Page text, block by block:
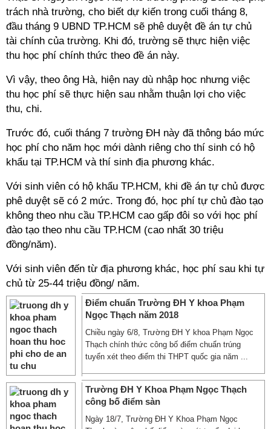
trách nhà trường, cho biết dự kiến trong cuối tháng 8,
đầu tháng 9 UBND TP.HCM sẽ phê duyệt đề án tự chủ
tài chính của trường. Khi đó, trường sẽ thực hiện việc
thu học phí chính thức theo đề án này.
Vì vậy, theo ông Hà, hiện nay dù nhập học nhưng việc
thu học phí sẽ thực hiện sau nhằm thuận lợi cho việc
thu, chi.
Trước đó, cuối tháng 7 trường ĐH này đã thông báo mức
học phí cho năm học mới dành riêng cho thí sinh có hộ
khẩu tại TP.HCM và thí sinh địa phương khác.
Với sinh viên có hộ khẩu TP.HCM, khi đề án tự chủ được
phê duyệt sẽ có 2 mức. Trong đó, học phí tự chủ đào tạo
không theo nhu cầu TP.HCM cao gấp đôi so với học phí
đào tạo theo nhu cầu TP.HCM (cao nhất 30 triệu
đồng/năm).
Với sinh viên đến từ địa phương khác, học phí sau khi tự
chủ từ 25-44 triệu đồng/ năm.
Điểm chuẩn Trường ĐH Y khoa Phạm
Ngọc Thạch năm 2018
Chiều ngày 6/8, Trường ĐH Y khoa Phạm Ngọc
Thạch chính thức công bố điểm chuẩn trúng
tuyển xét theo điểm thi THPT quốc gia năm ...
Trường ĐH Y Khoa Phạm Ngọc Thạch
công bố điểm sàn
Ngày 18/7, Trường ĐH Y Khoa Phạm Ngọc